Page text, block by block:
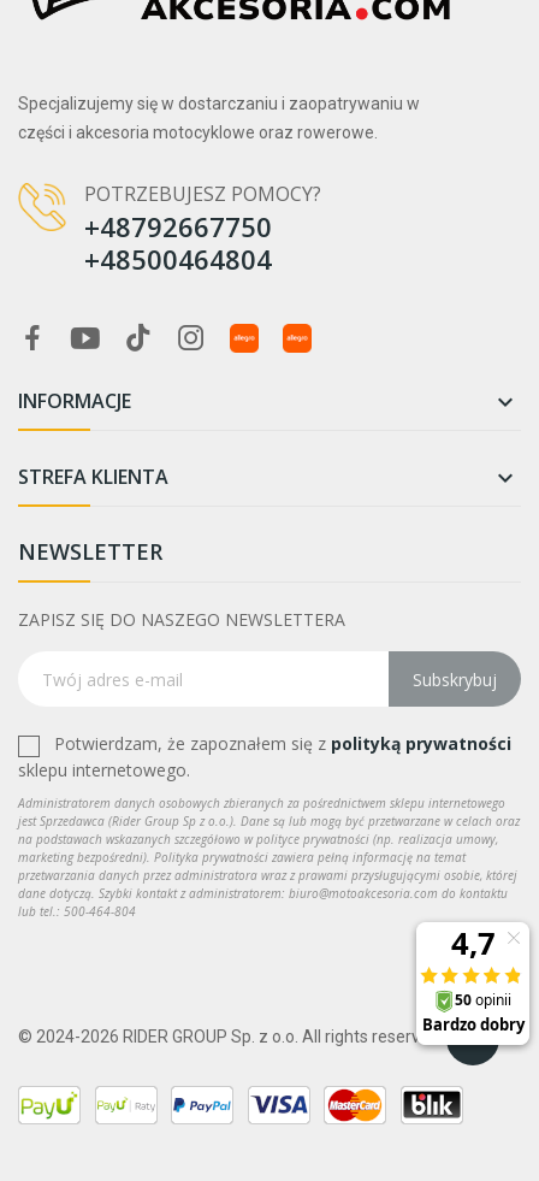
Specjalizujemy się w dostarczaniu i zaopatrywaniu w
części i akcesoria motocyklowe oraz rowerowe.
POTRZEBUJESZ POMOCY?
+48792667750
+48500464804
INFORMACJE 
STREFA KLIENTA 
NEWSLETTER
ZAPISZ SIĘ DO NASZEGO NEWSLETTERA
Subskrybuj
Potwierdzam, że zapoznałem się z polityką prywatności
sklepu internetowego.
Administratorem danych osobowych zbieranych za pośrednictwem sklepu internetowego
jest Sprzedawca (Rider Group Sp z o.o.). Dane są lub mogą być przetwarzane w celach oraz
na podstawach wskazanych szczegółowo w polityce prywatności (np. realizacja umowy,
marketing bezpośredni). Polityka prywatności zawiera pełną informację na temat
przetwarzania danych przez administratora wraz z prawami przysługującymi osobie, której
dane dotyczą. Szybki kontakt z administratorem: biuro@motoakcesoria.com do kontaktu
lub tel.: 500-464-804
© 2024-2026 RIDER GROUP Sp. z o.o. All rights reserved.